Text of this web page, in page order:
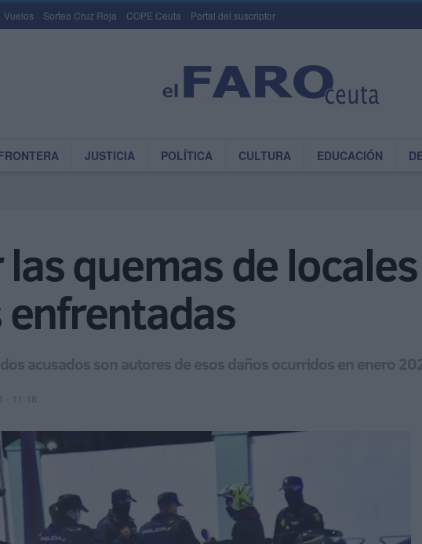
Vuelos Sorteo Cruz Roja COPE Ceuta Portal del suscriptor
JUSTICIA POLÍTICA CULTURA EDUCACIÓN
quemas de
acusados son autores de esos daños ocurridos en enero
- 11:18